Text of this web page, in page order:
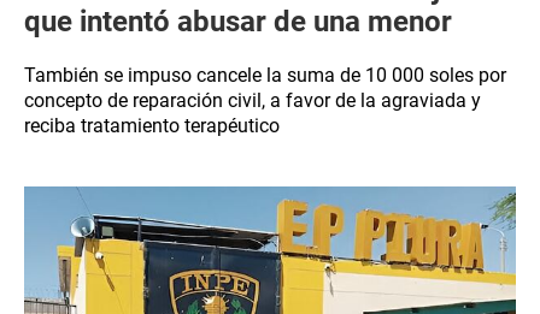
que intentó abusar de una menor
También se impuso cancele la suma de 10 000 soles por
concepto de reparación civil, a favor de la agraviada y
reciba tratamiento terapéutico